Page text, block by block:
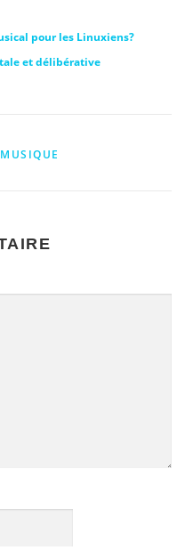
pour les Linuxiens?
et délibérative